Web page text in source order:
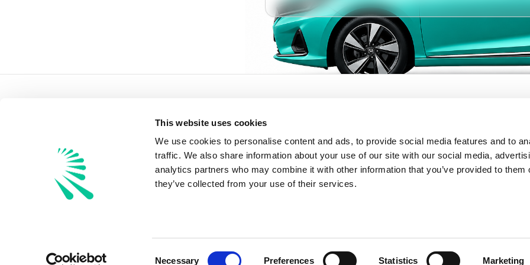
This website uses cookies
We use cookies to personalise content and ads, to provide social media features and to
traffic. We also share information about your use of our site with our social media,
analytics partners who may combine it with other information that you’ve provided to them
they’ve collected from your use of their services.
Necessary Preferences Statistics Marketing
Leasingrückgabe
Fuhrparkverwaltung
Preise
Fuhrpark
Autovermietung
Leasing
OEM
FAQ
Integrationen
Feedback
2026 RONYA. Alle Rechte vorbehalten.